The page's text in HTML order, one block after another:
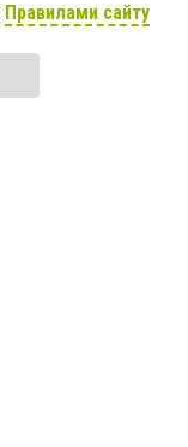
Правилами сайту